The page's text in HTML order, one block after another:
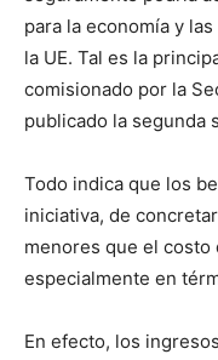
para la economía y
la UE. Tal es la
comisionado por la
publicado la segunda
Todo indica que los
iniciativa, de
menores que el costo
especialmente en
En efecto, los